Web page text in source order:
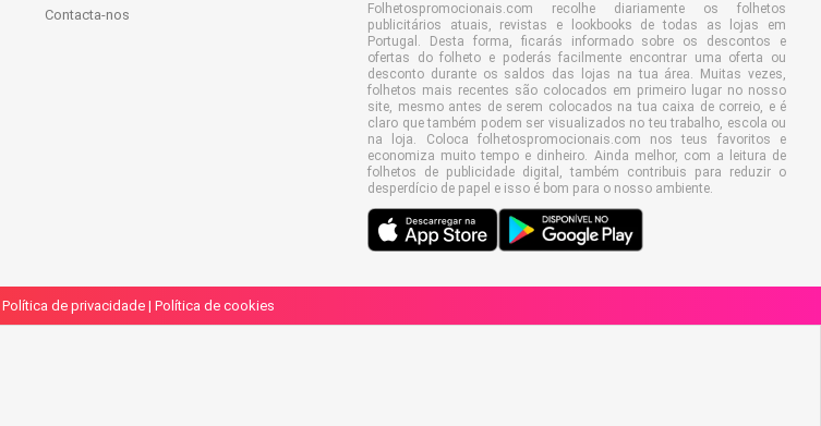
Contacta-nos
Folhetospromocionais.com recolhe diariamente os folhetos
publicitários atuais, revistas e lookbooks de todas as lojas em
Portugal. Desta forma, ficarás informado sobre os descontos e
ofertas do folheto e poderás facilmente encontrar uma oferta ou
desconto durante os saldos das lojas na tua área. Muitas vezes,
folhetos mais recentes são colocados em primeiro lugar no nosso
site, mesmo antes de serem colocados na tua caixa de correio, e é
claro que também podem ser visualizados no teu trabalho, escola ou
na loja. Coloca folhetospromocionais.com nos teus favoritos e
economiza muito tempo e dinheiro. Ainda melhor, com a leitura de
folhetos de publicidade digital, também contribuis para reduzir o
desperdício de papel e isso é bom para o nosso ambiente.
Política de privacidade | Política de cookies